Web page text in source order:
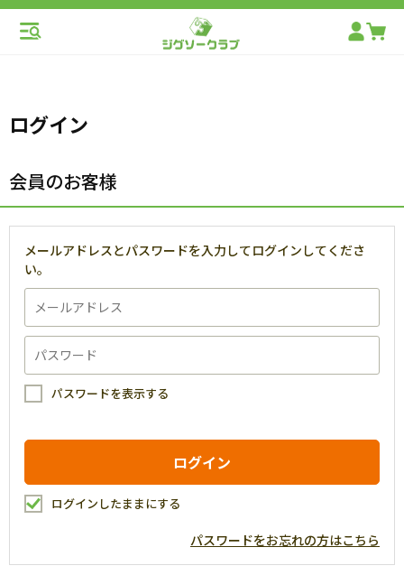
ログイン
会員のお客様
メールアドレスとパスワードを入力してログインしてくださ
い。
パスワードを表示する
ログインしたままにする
パスワードをお忘れの方はこちら